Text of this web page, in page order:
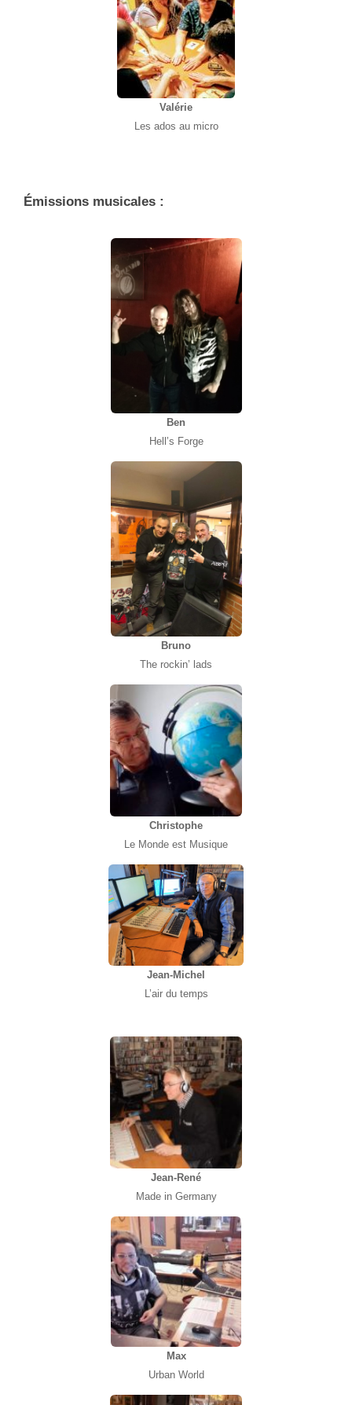
Valérie
Les ados au micro
Émissions musicales :
Ben
Hell’s Forge
Bruno
The rockin’ lads
Christophe
Le Monde est Musique
Jean-Michel
L’air du temps
Jean-René
Made in Germany
Max
Urban World